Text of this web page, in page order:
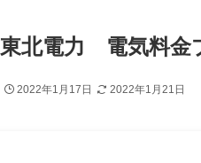
東北電力 電気料金
2022年1月17日 2022年1月21日